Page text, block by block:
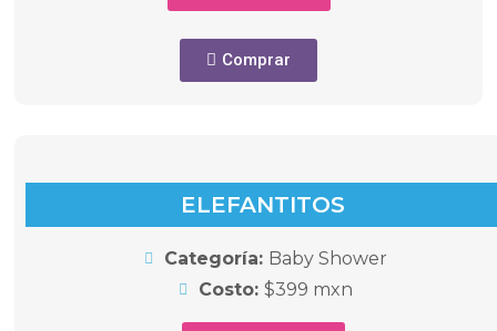
Comprar
ELEFANTITOS
Categoría: Baby Shower
Costo:$399 mxn